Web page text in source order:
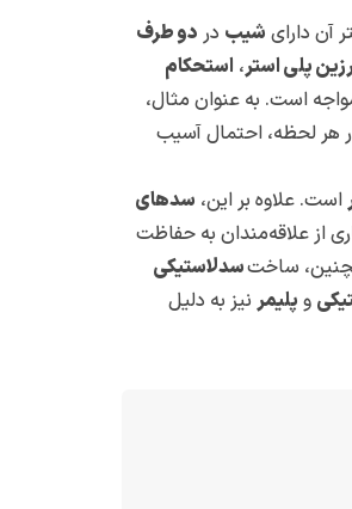
آن دارای شیب در دو طرف
پلی استر، استحکام
است. به عنوان مثال،
هر لحظه، احتمال آسیب
است. علاوه بر این، سدهای
از علاقه‌مندان به حفاظت
ساختسدلاستیکی
و پلیمر نیز به دلیل